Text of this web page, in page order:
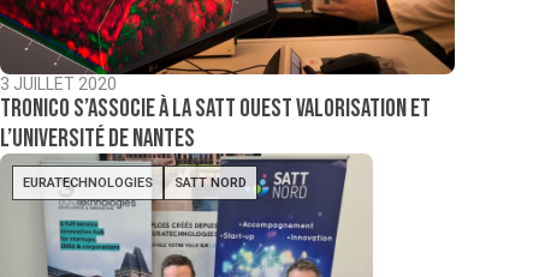
3 JUILLET 2020
Tronico s’associe à la Satt Ouest Valorisation et
l’Université de Nantes
EURATECHNOLOGIES SATT NORD